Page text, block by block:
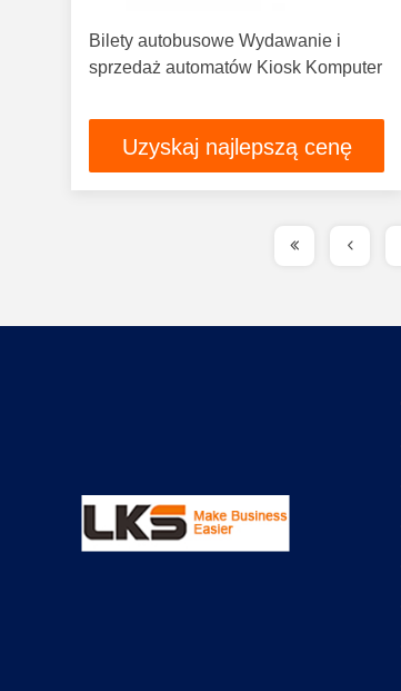
Bilety autobusowe Wydawanie i
sprzedaż automatów Kiosk Komputer
Uzyskaj najlepszą cenę